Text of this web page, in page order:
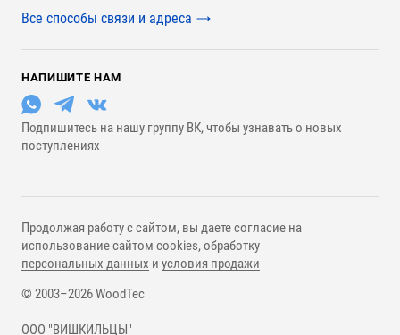
Все способы связи и адреса
НАПИШИТЕ НАМ
Подпишитесь на нашу группу ВК, чтобы узнавать о новых
поступлениях
© 2003–2026 WoodTec
ООО "ВИШКИЛЬЦЫ"
Продолжая работу с сайтом, вы даете согласие на
использование сайтом cookies, обработку
персональных данных и условия продажи